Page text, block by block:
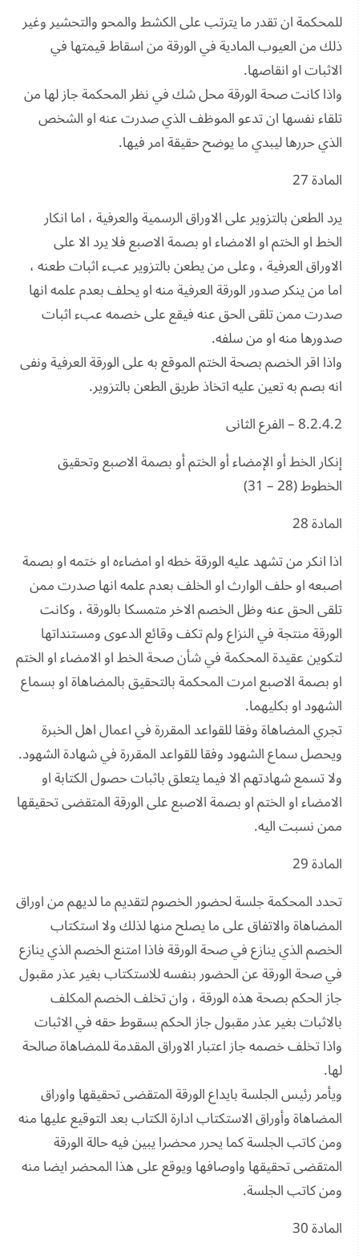
للمحكمة ان تقدر ما يترتب على الكشط والمحو والتحشير وغير
ذلك من العيوب المادية في الورقة من اسقاط قيمتها في
الاثبات او انقاصها.
واذا كانت صحة الورقة محل شك في نظر المحكمة جاز لها من
تلقاء نفسها ان تدعو الموظف الذي صدرت عنه او الشخص
الذي حررها ليبدي ما يوضح حقيقة امر فيها.
المادة 27
يرد الطعن بالتزوير على الاوراق الرسمية والعرفية ، اما انكار
الخط او الختم او الامضاء او بصمة الاصبع فلا يرد الا على
الاوراق العرفية ، وعلى من يطعن بالتزوير عبء اثبات طعنه ،
اما من ينكر صدور الورقة العرفية منه او يحلف بعدم علمه انها
صدرت ممن تلقى الحق عنه فيقع على خصمه عبء اثبات
صدورها منه او من سلفه.
واذا اقر الخصم بصحة الختم الموقع به على الورقة العرفية ونفى
انه بصم به تعين عليه اتخاذ طريق الطعن بالتزوير.
8.2.4.2 – الفرع الثانى
إنكار الخط أو الإمضاء أو الختم أو بصمة الاصبع وتحقيق
الخطوط (28 – 31)
المادة 28
اذا انكر من تشهد عليه الورقة خطه او امضاءه او ختمه او بصمة
اصبعه او حلف الوارث او الخلف بعدم علمه انها صدرت ممن
تلقى الحق عنه وظل الخصم الاخر متمسكا بالورقة ، وكانت
الورقة منتجة في النزاع ولم تكف وقائع الدعوى ومستنداتها
لتكوين عقيدة المحكمة في شأن صحة الخط او الامضاء او الختم
او بصمة الاصبع امرت المحكمة بالتحقيق بالمضاهاة او بسماع
الشهود او بكليهما.
تجري المضاهاة وفقا للقواعد المقررة في اعمال اهل الخبرة
ويحصل سماع الشهود وفقا للقواعد المقررة في شهادة الشهود.
ولا تسمع شهادتهم الا فيما يتعلق باثبات حصول الكتابة او
الامضاء او الختم او بصمة الاصبع على الورقة المتقضى تحقيقها
ممن نسبت اليه.
المادة 29
تحدد المحكمة جلسة لحضور الخصوم لتقديم ما لديهم من اوراق
المضاهاة والاتفاق على ما يصلح منها لذلك ولا استكتاب
الخصم الذي ينازع في صحة الورقة فاذا امتنع الخصم الذي ينازع
في صحة الورقة عن الحضور بنفسه للاستكتاب بغير عذر مقبول
جاز الحكم بصحة هذه الورقة ، وان تخلف الخصم المكلف
بالاثبات بغير عذر مقبول جاز الحكم بسقوط حقه في الاثبات
واذا تخلف خصمه جاز اعتبار الاوراق المقدمة للمضاهاة صالحة
لها.
ويأمر رئيس الجلسة بايداع الورقة المتقضى تحقيقها واوراق
المضاهاة وأوراق الاستكتاب ادارة الكتاب بعد التوقيع عليها منه
ومن كاتب الجلسة كما يحرر محضرا يبين فيه حالة الورقة
المتقضى تحقيقها واوصافها ويوقع على هذا المحضر ايضا منه
ومن كاتب الجلسة.
المادة 30